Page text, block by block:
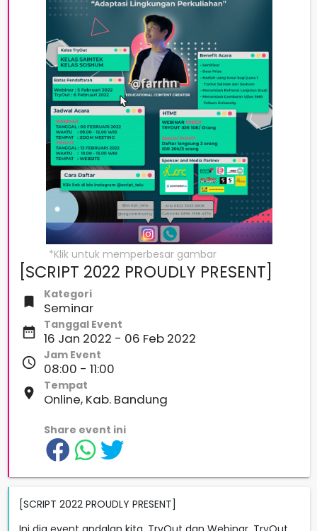
[SCRIPT 2022 PROUDLY PRESENT]
 Kategori
Seminar
date_range Tanggal Event
16 Jan 2022 - 06 Feb 2022
access_time Jam Event
08:00 - 11:00
place Tempat
Online, Kab. Bandung
Share event ini
[SCRIPT 2022 PROUDLY PRESENT]